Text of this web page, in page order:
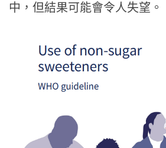
中，但結果可能會令人失望。